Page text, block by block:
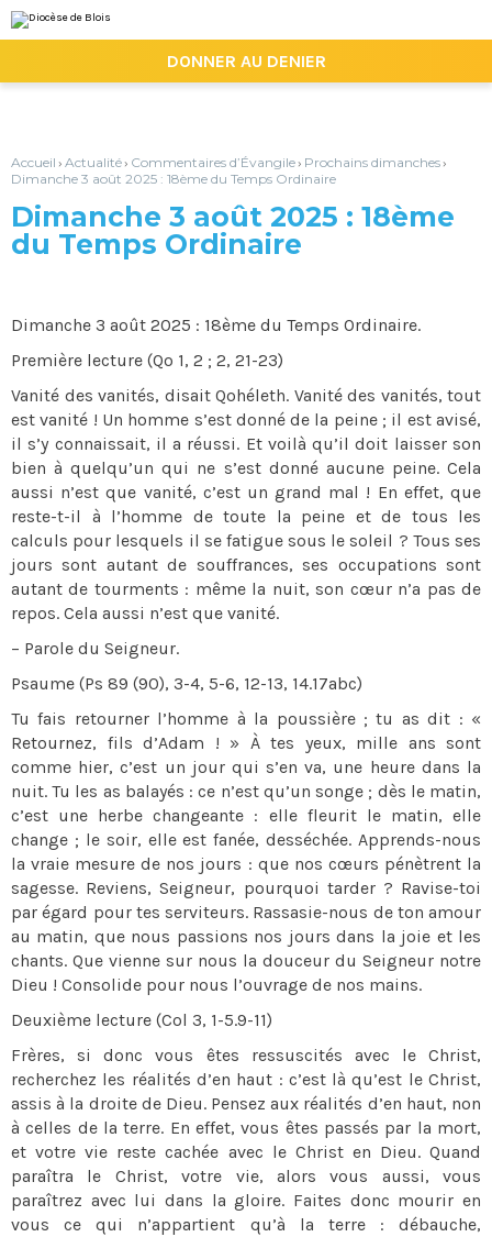
au
contenu.
la
personnels
DONNER AU DENIER
Accueil › Actualité› Commentaires d’Évangile› Prochains dimanches›
Dimanche 3 août 2025 : 18ème du Temps Ordinaire
Dimanche 3 août 2025 : 18ème
du Temps Ordinaire
Dimanche 3 août 2025 : 18ème du Temps Ordinaire.
Première lecture (Qo 1, 2 ; 2, 21-23)
Vanité des vanités, disait Qohéleth. Vanité des vanités, tout
est vanité ! Un homme s’est donné de la peine ; il est avisé,
il s’y connaissait, il a réussi. Et voilà qu’il doit laisser son
bien à quelqu’un qui ne s’est donné aucune peine. Cela
aussi n’est que vanité, c’est un grand mal ! En effet, que
reste-t-il à l’homme de toute la peine et de tous les
calculs pour lesquels il se fatigue sous le soleil ? Tous ses
jours sont autant de souffrances, ses occupations sont
autant de tourments : même la nuit, son cœur n’a pas de
repos. Cela aussi n’est que vanité.
– Parole du Seigneur.
Psaume (Ps 89 (90), 3-4, 5-6, 12-13, 14.17abc)
Tu fais retourner l’homme à la poussière ; tu as dit : «
Retournez, fils d’Adam ! » À tes yeux, mille ans sont
comme hier, c’est un jour qui s’en va, une heure dans la
nuit. Tu les as balayés : ce n’est qu’un songe ; dès le matin,
c’est une herbe changeante : elle fleurit le matin, elle
change ; le soir, elle est fanée, desséchée. Apprends-nous
la vraie mesure de nos jours : que nos cœurs pénètrent la
sagesse. Reviens, Seigneur, pourquoi tarder ? Ravise-toi
par égard pour tes serviteurs. Rassasie-nous de ton amour
au matin, que nous passions nos jours dans la joie et les
chants. Que vienne sur nous la douceur du Seigneur notre
Dieu ! Consolide pour nous l’ouvrage de nos mains.
Deuxième lecture (Col 3, 1-5.9-11)
Frères, si donc vous êtes ressuscités avec le Christ,
recherchez les réalités d’en haut : c’est là qu’est le Christ,
assis à la droite de Dieu. Pensez aux réalités d’en haut, non
à celles de la terre. En effet, vous êtes passés par la mort,
et votre vie reste cachée avec le Christ en Dieu. Quand
paraîtra le Christ, votre vie, alors vous aussi, vous
paraîtrez avec lui dans la gloire. Faites donc mourir en
vous ce qui n’appartient qu’à la terre : débauche,